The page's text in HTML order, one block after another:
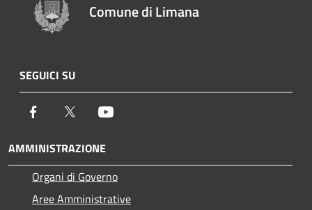
Comune di Limana
SEGUICI SU
Facebook Twitter
AMMINISTRAZIONE
Organi di Governo
Aree Amministrative